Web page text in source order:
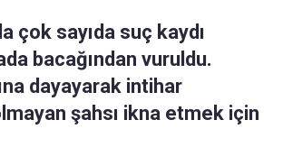
çok sayıda suç kaydı
bacağından vuruldu.
dayayarak intihar
şahsı ikna etmek için